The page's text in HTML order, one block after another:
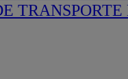
TRANSPORTE